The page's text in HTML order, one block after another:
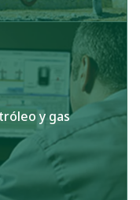
y gas